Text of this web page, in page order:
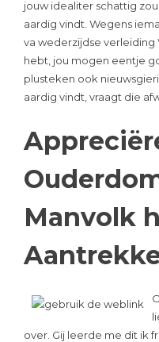
jouw idealiter schattig
aardig vindt. Wegens
va wederzijdse verleiding
hebt, jou mogen eentje
plusteken ook
aardig vindt, vraagt die
Manvolk
over. Gij leerde me dit ik